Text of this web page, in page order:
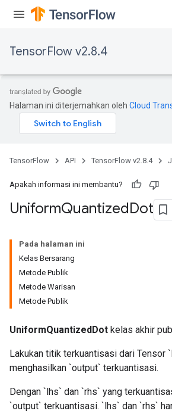
TensorFlow v2.8.4
Halaman ini diterjemahkan oleh Cloud
TensorFlow API TensorFlow v2.8.4
Apakah informasi ini membantu?
UniformQuantizedDot
Pada halaman ini
Kelas Bersarang
Metode Publik
Metode Warisan
Metode Publik
UniformQuantizedDot kelas akhir
Lakukan titik terkuantisasi dari Tensor
menghasilkan `output` terkuantisasi.
Dengan `lhs` dan `rhs` yang
`output` terkuantisasi. `lhs` dan `rhs`